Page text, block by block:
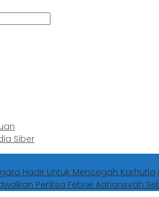
Siber
Hadir Untuk Mencegah Karhutla
Periksa Febrie Adriansyah